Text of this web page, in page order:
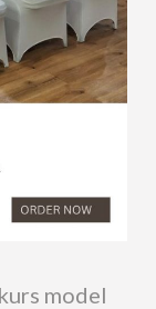
model